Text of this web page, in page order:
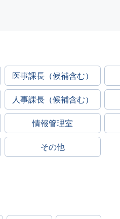
医事課長（候補含む）
人事課長（候補含む）
情報管理室
その他